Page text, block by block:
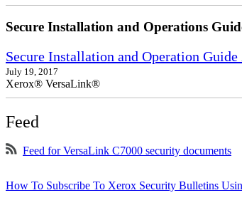
Secure Installation and Operations
Secure Installation and Operation
July 19, 2017
Xerox® VersaLink®
Feed
Feed for VersaLink C7000 security documents
How To Subscribe To Xerox Security Bulletins